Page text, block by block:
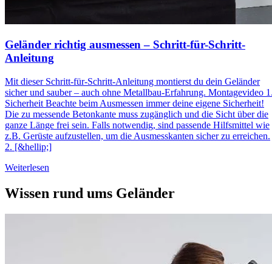
Geländer richtig ausmessen – Schritt-für-Schritt-
Anleitung
Mit dieser Schritt-für-Schritt-Anleitung montierst du dein Geländer
sicher und sauber – auch ohne Metallbau-Erfahrung. Montagevideo
Sicherheit Beachte beim Ausmessen immer deine eigene Sicherheit!
Die zu messende Betonkante muss zugänglich und die Sicht über die
ganze Länge frei sein. Falls notwendig, sind passende Hilfsmittel wie
z.B. Gerüste aufzustellen, um die Ausmesskanten sicher zu erreichen.
2. [&hellip;]
Weiterlesen
Wissen rund ums Geländer